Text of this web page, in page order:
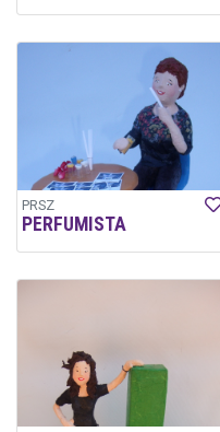
PRSZ
PERFUMISTA